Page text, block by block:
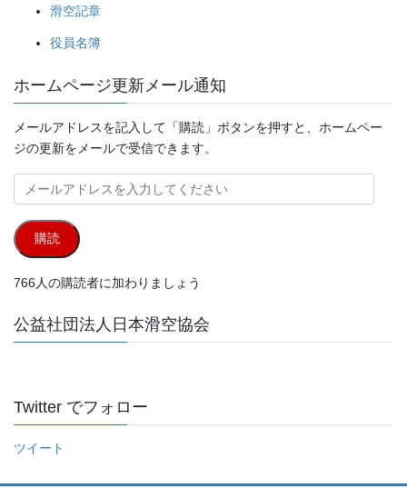
滑空記章
役員名簿
ホームページ更新メール通知
メールアドレスを記入して「購読」ボタンを押すと、ホームペー
ジの更新をメールで受信できます。
ー
ル
ア
レ
を
て
だ
購読
766人の購読者に加わりましょう
公益社団法人日本滑空協会
Twitter でフォロー
ツイート